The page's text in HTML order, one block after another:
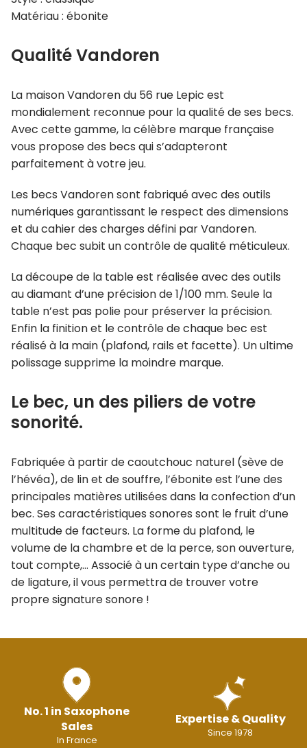
Matériau : ébonite
Qualité Vandoren
La maison Vandoren du 56 rue Lepic est
mondialement reconnue pour la qualité de ses becs.
Avec cette gamme, la célèbre marque française
vous propose des becs qui s’adapteront
parfaitement à votre jeu.
Les becs Vandoren sont fabriqué avec des outils
numériques garantissant le respect des dimensions
et du cahier des charges défini par Vandoren.
Chaque bec subit un contrôle de qualité méticuleux.
La découpe de la table est réalisée avec des outils
au diamant d’une précision de 1/100 mm. Seule la
table n’est pas polie pour préserver la précision.
Enfin la finition et le contrôle de chaque bec est
réalisé à la main (plafond, rails et facette). Un ultime
polissage supprime la moindre marque.
Le bec, un des piliers de votre
sonorité.
Fabriquée à partir de caoutchouc naturel (sève de
l’hévéa), de lin et de souffre, l’ébonite est l’une des
principales matières utilisées dans la confection d’un
bec. Ses caractéristiques sonores sont le fruit d’une
multitude de facteurs. La forme du plafond, le
volume de la chambre et de la perce, son ouverture,
tout compte,… Associé à un certain type d’anche ou
de ligature, il vous permettra de trouver votre
propre signature sonore !
No. 1 in Saxophone
Sales
In France
Expertise & Quality
Since 1978